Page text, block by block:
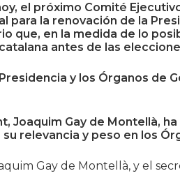
el próximo Comité
para la renovación de la
que, en la medida de lo
antes de las
y los Órganos de
Joaquim Gay de Montellà,
relevancia y peso en los
Gay de Montellà, y el